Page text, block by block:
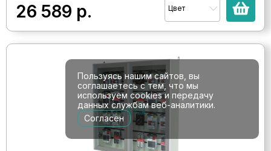
26 589 р. Цвет
Пользуясь нашим сайтов, вы
соглашаетесь с тем, что мы
используем cookies и передачу
данных службам веб-аналитики.
Согласен